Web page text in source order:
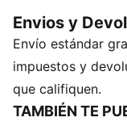
aire, ¡es hora de
DETALLES
32 paneles con
la forma
Cosido a máquina
Envios y
Envío estándar
impuestos y
que califiquen.
TAMBIÉN TE